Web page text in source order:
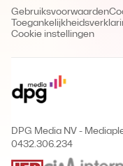
Gebruiksvoorwaarden
Cookie instellingen
DPG Media NV -
0432.306.234